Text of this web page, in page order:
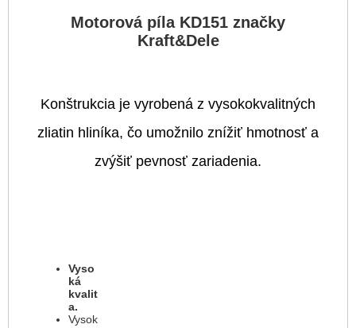
Motorová píla KD151 značky
Kraft&Dele
Konštrukcia je vyrobená z vysokokvalitných
zliatin hliníka, čo umožnilo znížiť hmotnosť a
zvýšiť pevnosť zariadenia.
Vyso
ká
kvalit
a.
Vysok